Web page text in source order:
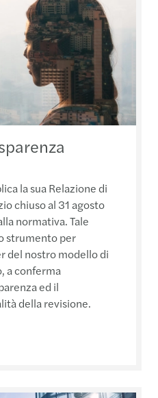
la sua Relazione di
chiuso al 31 agosto
normativa. Tale
strumento per
del nostro modello di
a conferma
ed il
della revisione.